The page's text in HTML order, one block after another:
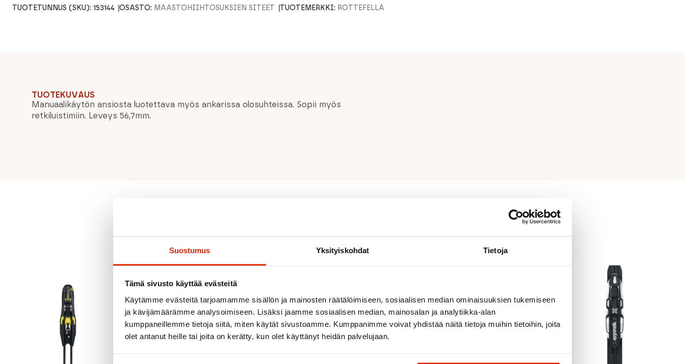
Suostumus Yksityiskohdat Tietoja
Tämä sivusto käyttää evästeitä
Käytämme evästeitä tarjoamamme sisällön ja mainosten räätälöimiseen, sosiaalisen median ominaisuuksien tukemiseen
ja kävijämäärämme analysoimiseen. Lisäksi jaamme sosiaalisen median, mainosalan ja analytiikka-alan
kumppaneillemme tietoja siitä, miten käytät sivustoamme. Kumppanimme voivat yhdistää näitä tietoja muihin tietoihin, joita
olet antanut heille tai joita on kerätty, kun olet käyttänyt heidän palvelujaan.
TUOTETUNNUS (SKU): 153144 OSASTO: MAASTOHIIHTOSUKSIEN SITEET TUOTEMERKKI: ROTTEFELLA
TUOTEKUVAUS
Manuaalikäytön ansiosta luotettava myös ankarissa olosuhteissa. Sopii myös
retkiluistimiin. Leveys 56,7mm.